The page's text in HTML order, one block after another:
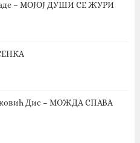
– МОЈОЈ ДУШИ СЕ ЖУРИ
Дис – МОЖДА СПАВА